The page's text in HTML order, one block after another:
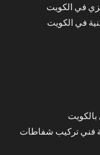
في الكويت
في الكويت
فني تركيب شفاطات